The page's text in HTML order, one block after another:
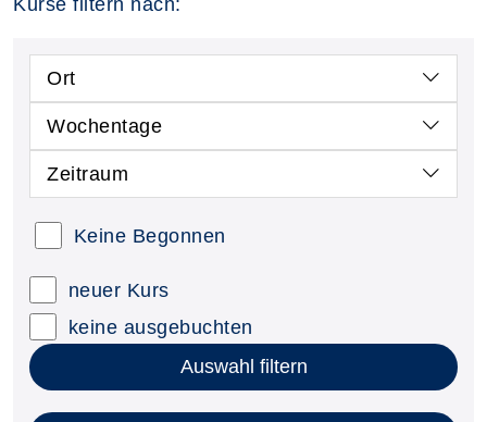
Ort
Wochentage
Zeitraum
Keine Begonnen
neuer Kurs
keine ausgebuchten
Auswahl filtern